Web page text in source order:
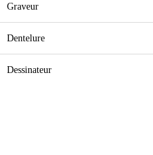
Graveur
Dentelure
Dessinateur